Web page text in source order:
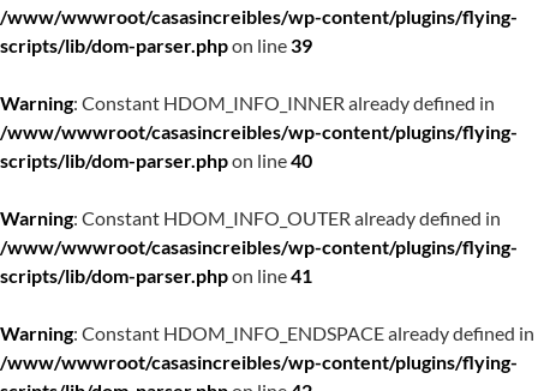
/www/wwwroot/casasincreibles/wp-content/plugins/flying-
scripts/lib/dom-parser.phpon line39
Warning: Constant HDOM_INFO_INNER already defined in
/www/wwwroot/casasincreibles/wp-content/plugins/flying-
scripts/lib/dom-parser.phpon line40
Warning: Constant HDOM_INFO_OUTER already defined in
/www/wwwroot/casasincreibles/wp-content/plugins/flying-
scripts/lib/dom-parser.phpon line41
Warning: Constant HDOM_INFO_ENDSPACE already defined in
/www/wwwroot/casasincreibles/wp-content/plugins/flying-